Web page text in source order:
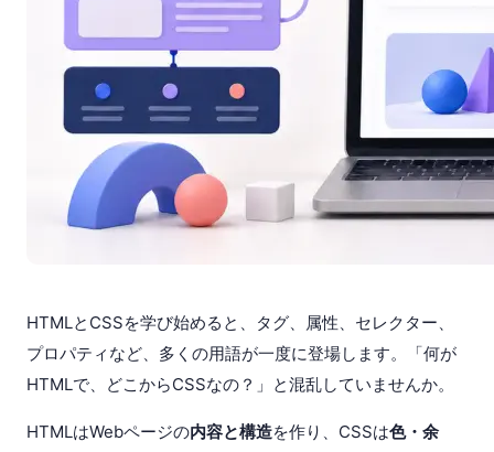
HTMLとCSSを学び始めると、タグ、属性、セレクター、
プロパティなど、多くの用語が一度に登場します。「何が
HTMLで、どこからCSSなの？」と混乱していませんか。
HTMLはWebページの内容と構造を作り、CSSは色・余